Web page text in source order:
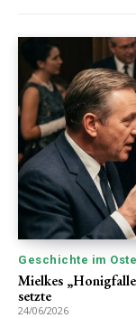
Geschichte im
Mielkes
setzte
24/06/2026